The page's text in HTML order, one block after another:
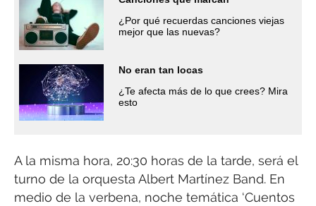
¿Por qué recuerdas canciones viejas
mejor que las nuevas?
No eran tan locas
¿Te afecta más de lo que crees? Mira
esto
A la misma hora, 20:30 horas de la tarde, será el
turno de la orquesta Albert Martínez Band. En
medio de la verbena, noche temática ‘Cuentos